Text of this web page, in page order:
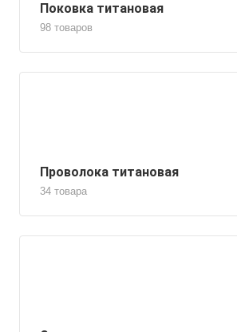
Поковка титановая
98 товаров
Проволока титановая
34 товара